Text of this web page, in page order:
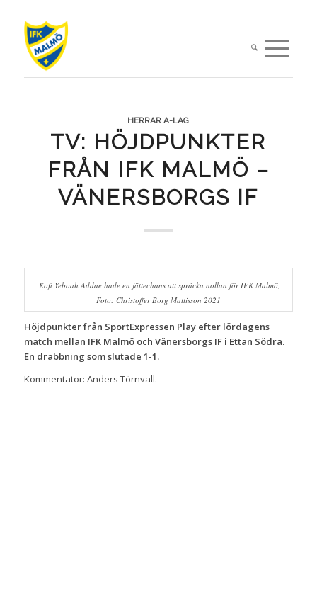
HERRAR A-LAG
TV: HÖJDPUNKTER
FRÅN IFK MALMÖ –
VÄNERSBORGS IF
Kofi Yeboah Addae hade en jättechans att spräcka nollan för IFK Malmö,
Foto: Christoffer Borg Mattisson 2021
Höjdpunkter från SportExpressen Play efter lördagens
match mellan IFK Malmö och Vänersborgs IF i Ettan Södra.
En drabbning som slutade 1-1.
Kommentator: Anders Törnvall.